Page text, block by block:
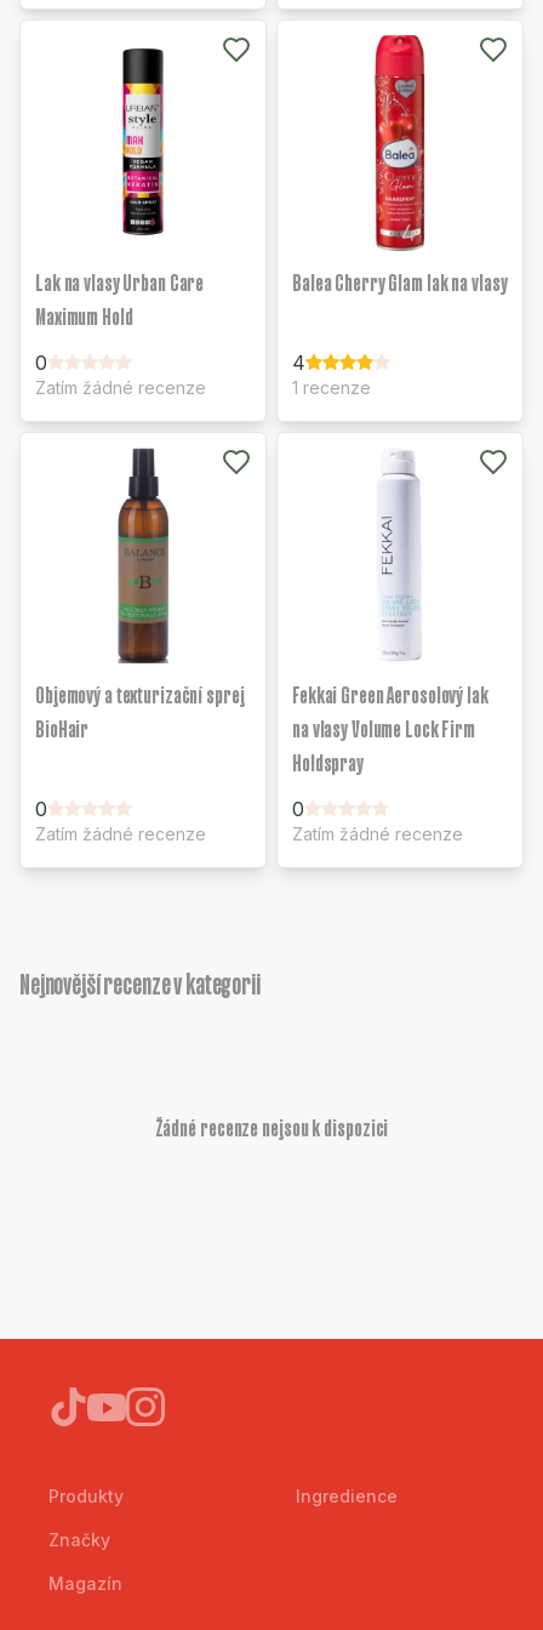
Lak na vlasy Urban Care
Maximum Hold
0
Zatím žádné recenze
Balea Cherry Glam lak na vlasy
4
1 recenze
Objemový a texturizační sprej
BioHair
0
Zatím žádné recenze
Fekkai Green Aerosolový lak
na vlasy Volume Lock Firm
Holdspray
0
Zatím žádné recenze
Nejnovější recenze v kategorii
Žádné recenze nejsou k dispozici
Produkty
Značky
Magazín
Ingredience